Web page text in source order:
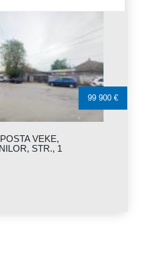
VEKE,
STR., 1
99 900 €